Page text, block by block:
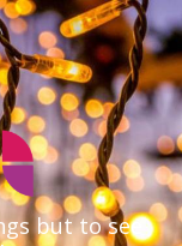
but to see